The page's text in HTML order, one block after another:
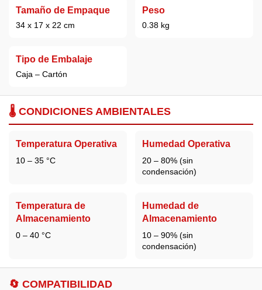
Tamaño de Empaque
34 x 17 x 22 cm
Peso
0.38 kg
Tipo de Embalaje
Caja – Cartón
🌡️ CONDICIONES AMBIENTALES
Temperatura Operativa
10 – 35 °C
Humedad Operativa
20 – 80% (sin
condensación)
Temperatura de
Almacenamiento
0 – 40 °C
Humedad de
Almacenamiento
10 – 90% (sin
condensación)
🔄 COMPATIBILIDAD